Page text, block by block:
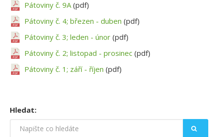
Pátoviny č. 9A(pdf)
Pátoviny č. 4; březen - duben (pdf)
Pátoviny č. 3; leden - únor (pdf)
Pátoviny č. 2; listopad - prosinec (pdf)
Pátoviny č. 1; září - říjen (pdf)
Hledat: